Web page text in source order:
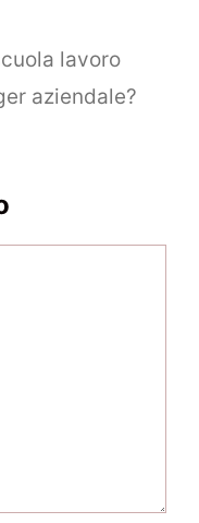
lavoro
aziendale?